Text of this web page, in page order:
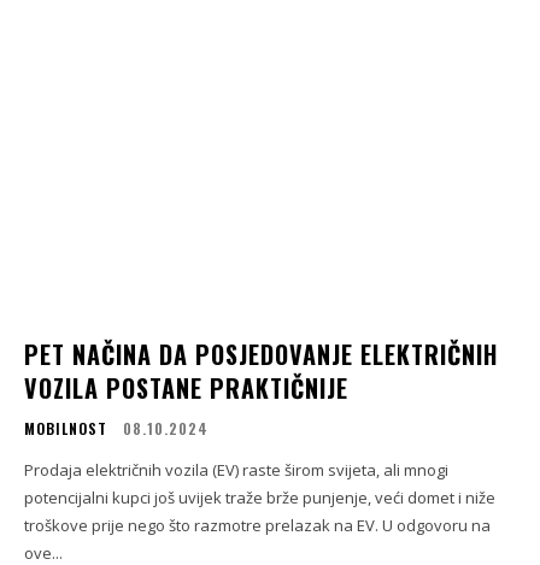
PET NAČINA DA POSJEDOVANJE ELEKTRIČNIH
VOZILA POSTANE PRAKTIČNIJE
MOBILNOST 08.10.2024
Prodaja električnih vozila (EV) raste širom svijeta, ali mnogi
potencijalni kupci još uvijek traže brže punjenje, veći domet i niže
troškove prije nego što razmotre prelazak na EV. U odgovoru na
ove...